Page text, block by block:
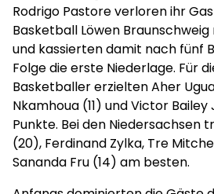
Rodrigo Pastore verloren ihr
Basketball Löwen
und kassierten damit nach fünf
Folge die erste Niederlage. Für
Basketballer erzielten Aher
Nkamhoua (11) und Victor
Punkte. Bei den Niedersachsen
(20), Ferdinand Zylka, Tre
Sananda Fru (14) am besten.